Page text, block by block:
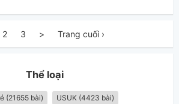
2 3 > Trang cuối ›
Thể loại
(21655 bài)
USUK (4423 bài)